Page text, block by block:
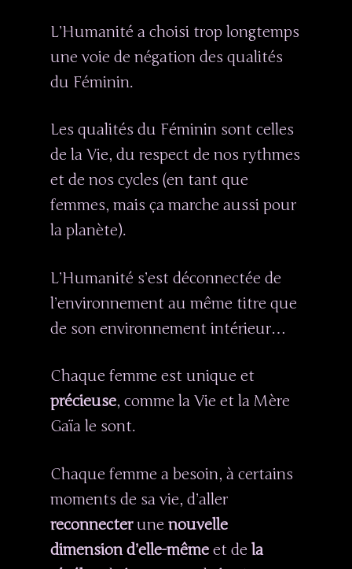
L’Humanité a choisi trop longtemps
une voie de négation des qualités
du Féminin.
Les qualités du Féminin sont celles
de la Vie, du respect de nos rythmes
et de nos cycles (en tant que
femmes, mais ça marche aussi pour
la planète).
L’Humanité s’est déconnectée de
l’environnement au même titre que
de son environnement intérieur…
Chaque femme est unique et
précieuse, comme la Vie et la Mère
Gaïa le sont.
Chaque femme a besoin, à certains
moments de sa vie, d’aller
reconnecterune nouvelle
dimension d’elle-même et de la
Contact
to this area.